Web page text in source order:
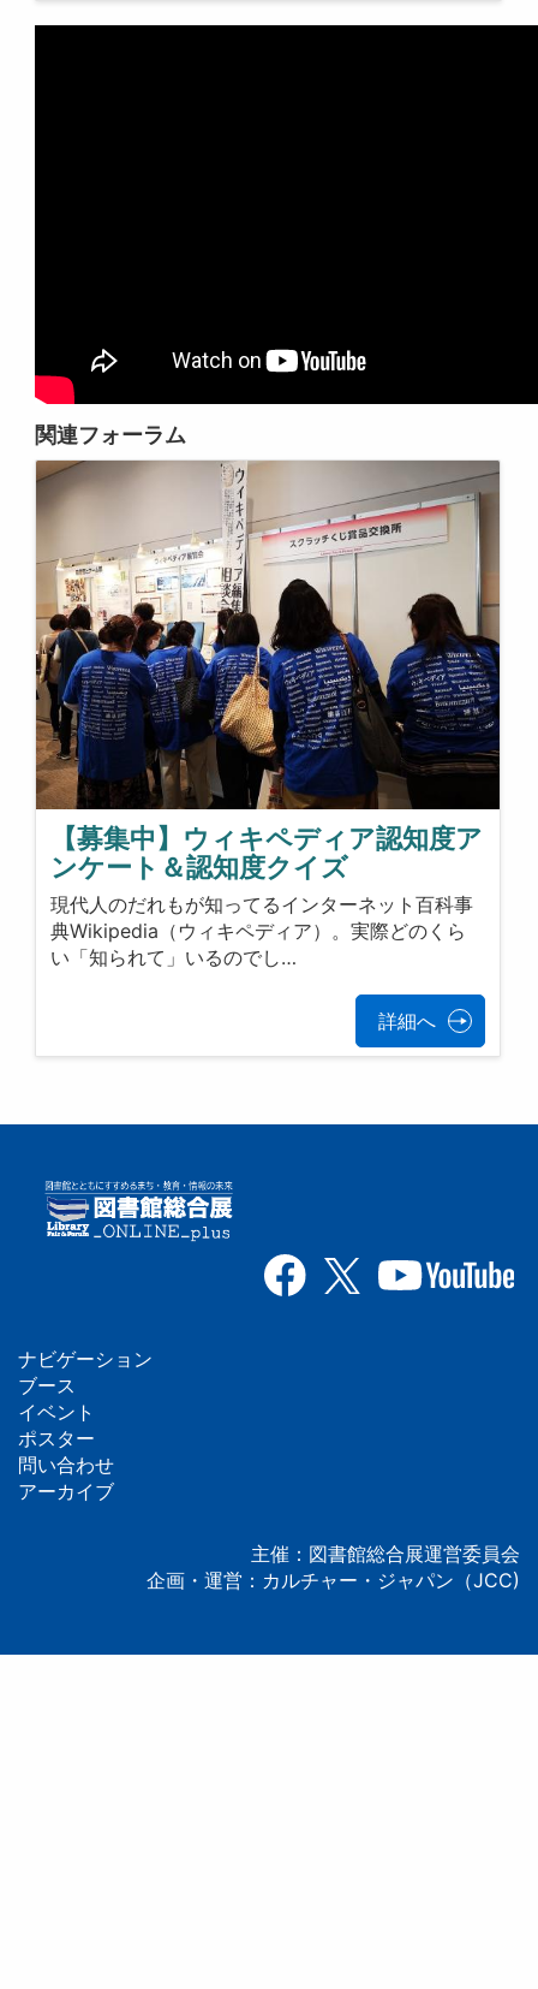
関連フォーラム
【募集中】ウィキペディア認知度ア
ンケート＆認知度クイズ
現代人のだれもが知ってるインターネット百科事
典Wikipedia（ウィキペディア）。実際どのくら
い「知られて」いるのでし…
詳細へ
フ
ッ
タ
ナビゲーション
ブース
イベント
ポスター
問い合わせ
アーカイブ
主催：図書館総合展運営委員会
企画・運営：カルチャー・ジャパン（JCC)